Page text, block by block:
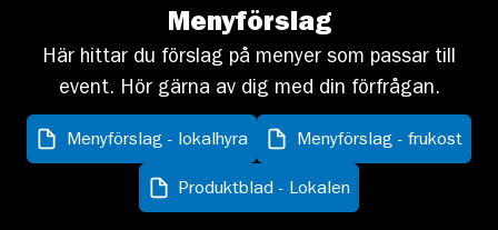
Menyförslag
Här hittar du förslag på menyer som passar till
event. Hör gärna av dig med din förfrågan.
Menyförslag - lokalhyra Menyförslag - frukost
Produktblad - Lokalen